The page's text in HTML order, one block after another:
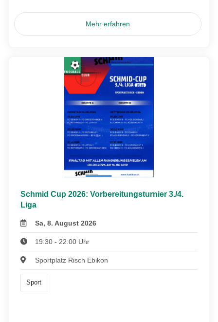
Mehr erfahren
Schmid Cup 2026: Vorbereitungsturnier 3./4.
Liga
Sa, 8. August 2026
19:30 - 22:00 Uhr
Sportplatz Risch Ebikon
Sport